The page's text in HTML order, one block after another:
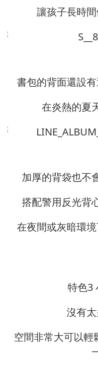
讓孩子長時
書包的背面還設
在炎熱的夏
加厚的背袋也不
搭配警用反光背
在夜間或灰暗環
特色3
沒有
空間非常大可以輕